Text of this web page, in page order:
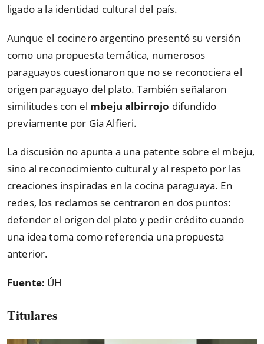
ligado a la identidad cultural del país.
Aunque el cocinero argentino presentó su versión
como una propuesta temática, numerosos
paraguayos cuestionaron que no se reconociera el
origen paraguayo del plato. También señalaron
similitudes con el mbeju albirrojo difundido
previamente por Gia Alfieri.
La discusión no apunta a una patente sobre el mbeju,
sino al reconocimiento cultural y al respeto por las
creaciones inspiradas en la cocina paraguaya. En
redes, los reclamos se centraron en dos puntos:
defender el origen del plato y pedir crédito cuando
una idea toma como referencia una propuesta
anterior.
Fuente: ÚH
Titulares